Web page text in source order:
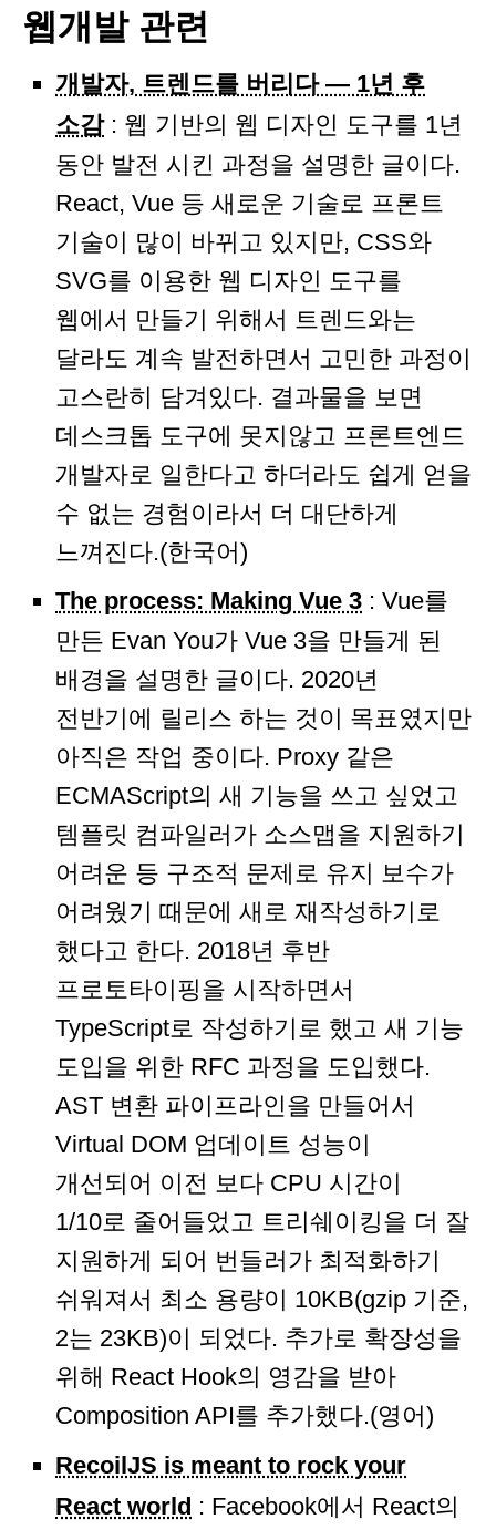
웹개발 관련
개발자, 트렌드를 버리다 — 1년 후
소감: 웹 기반의 웹 디자인 도구를 1년
동안 발전 시킨 과정을 설명한 글이다.
React, Vue 등 새로운 기술로 프론트
기술이 많이 바뀌고 있지만, CSS와
SVG를 이용한 웹 디자인 도구를
웹에서 만들기 위해서 트렌드와는
달라도 계속 발전하면서 고민한 과정이
고스란히 담겨있다. 결과물을 보면
데스크톱 도구에 못지않고 프론트엔드
개발자로 일한다고 하더라도 쉽게 얻을
수 없는 경험이라서 더 대단하게
느껴진다.(한국어)
The process: Making Vue 3 : Vue를
만든 Evan You가 Vue 3을 만들게 된
배경을 설명한 글이다. 2020년
전반기에 릴리스 하는 것이 목표였지만
아직은 작업 중이다. Proxy 같은
ECMAScript의 새 기능을 쓰고 싶었고
템플릿 컴파일러가 소스맵을 지원하기
어려운 등 구조적 문제로 유지 보수가
어려웠기 때문에 새로 재작성하기로
했다고 한다. 2018년 후반
프로토타이핑을 시작하면서
TypeScript로 작성하기로 했고 새 기능
도입을 위한 RFC 과정을 도입했다.
AST 변환 파이프라인을 만들어서
Virtual DOM 업데이트 성능이
개선되어 이전 보다 CPU 시간이
1/10로 줄어들었고 트리쉐이킹을 더 잘
지원하게 되어 번들러가 최적화하기
쉬워져서 최소 용량이 10KB(gzip 기준,
2는 23KB)이 되었다. 추가로 확장성을
위해 React Hook의 영감을 받아
Composition API를 추가했다.(영어)
RecoilJS is meant to rock your
React world : Facebook에서 React의